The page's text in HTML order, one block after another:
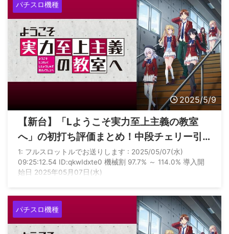
パチスロ機種
2025/5/9
【新台】「Lようこそ実力至上主義の教室
へ」の初打ち評価まとめ！中段チェリー引
いて160枚、とにかく辛いとの声多数…
1: フルスロットルでお送りします : 2025/05/07(水)
09:25:12.54 ID:qkwIdxte0 機械割 97.7% ～ 114.0% 導入開
始日 2025年05月07日(水)
パチスロ機種